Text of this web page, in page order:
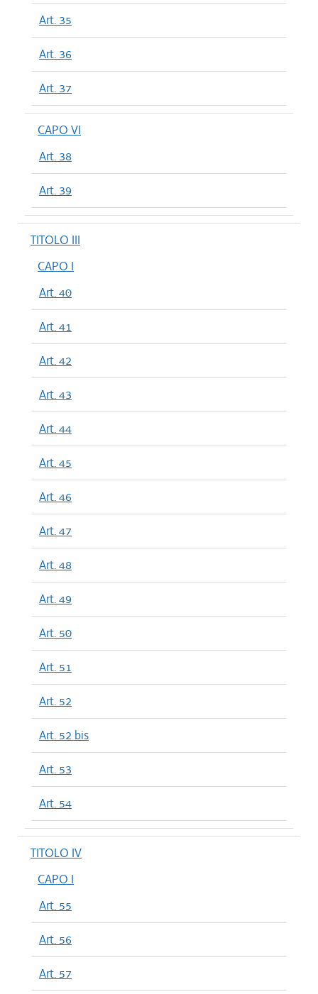
Art. 35
Art. 36
Art. 37
CAPO VI
Art. 38
Art. 39
TITOLO III
CAPO I
Art. 40
Art. 41
Art. 42
Art. 43
Art. 44
Art. 45
Art. 46
Art. 47
Art. 48
Art. 49
Art. 50
Art. 51
Art. 52
Art. 52 bis
Art. 53
Art. 54
TITOLO IV
CAPO I
Art. 55
Art. 56
Art. 57